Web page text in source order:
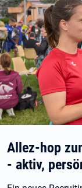
Allez-hop
- aktiv,